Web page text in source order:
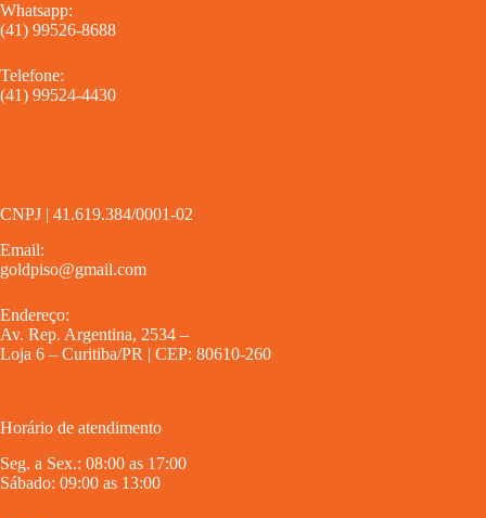
Whatsapp:
(41) 99526-8688
Telefone:
(41) 99524-4430
CNPJ | 41.619.384/0001-02
Email:
goldpiso@gmail.com
Endereço:
Av. Rep. Argentina, 2534 –
Loja 6 – Curitiba/PR | CEP: 80610-260
Horário de atendimento
Seg. a Sex.: 08:00 as 17:00
Sábado: 09:00 as 13:00